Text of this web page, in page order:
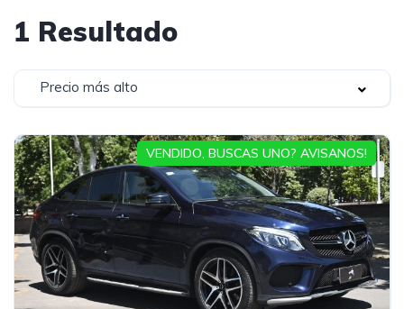
1 Resultado
Precio más alto
VENDIDO, BUSCAS UNO? AVISANOS!